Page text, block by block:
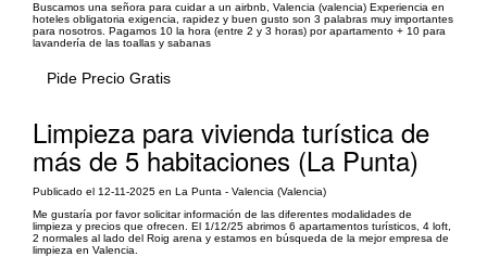
Buscamos una señora para cuidar a un airbnb, Valencia (valencia) Experiencia en
hoteles obligatoria exigencia, rapidez y buen gusto son 3 palabras muy importantes
para nosotros. Pagamos 10 la hora (entre 2 y 3 horas) por apartamento + 10 para
lavandería de las toallas y sabanas
Pide Precio Gratis
Limpieza para vivienda turística de
más de 5 habitaciones (La Punta)
Publicado el 12-11-2025 en La Punta - Valencia (Valencia)
Me gustaría por favor solicitar información de las diferentes modalidades de
limpieza y precios que ofrecen. El 1/12/25 abrimos 6 apartamentos turísticos, 4 loft,
2 normales al lado del Roig arena y estamos en búsqueda de la mejor empresa de
limpieza en Valencia.